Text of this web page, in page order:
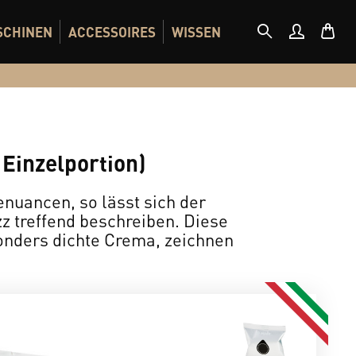
ACCESSOIRES WISSEN
so lässt sich der
treffend beschreiben. Diese
dichte Crema, zeichnen